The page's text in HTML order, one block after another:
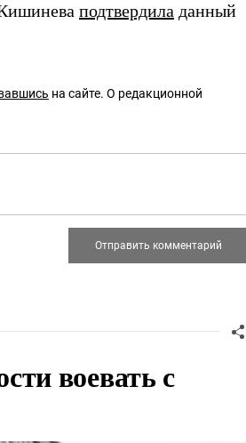
подтвердила данный
на сайте. О редакционной
воевать с